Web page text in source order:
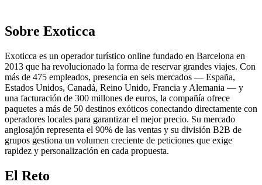
Sobre Exoticca
Exoticca es un operador turístico online fundado en Barcelona en
2013 que ha revolucionado la forma de reservar grandes viajes. Con
más de 475 empleados, presencia en seis mercados — España,
Estados Unidos, Canadá, Reino Unido, Francia y Alemania — y
una facturación de 300 millones de euros, la compañía ofrece
paquetes a más de 50 destinos exóticos conectando directamente con
operadores locales para garantizar el mejor precio. Su mercado
anglosajón representa el 90% de las ventas y su división B2B de
grupos gestiona un volumen creciente de peticiones que exige
rapidez y personalización en cada propuesta.
El Reto